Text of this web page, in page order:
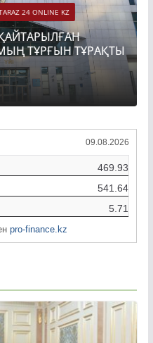
24 ONLINE KZ
ТҰРҒЫН ТҰРАҚТЫ
09.08.2026
469.93
541.64
5.71
pro-finance.kz